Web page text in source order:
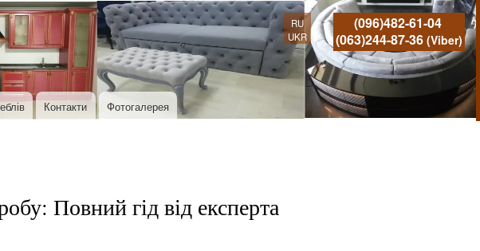
вмісту
(096)482-61-04
(063)244-87-36 (Viber)
RU
UKR
Контакти Фотогалерея
Повний гід від експерта